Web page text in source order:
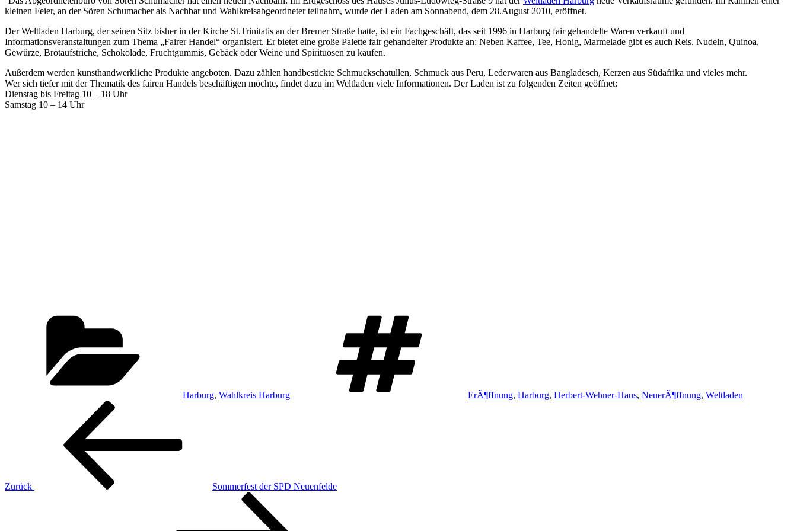
kleinen Feier, an der Sören Schumacher als Nachbar und Wahlkreisabgeordneter teilnahm, wurde der Laden am Sonnabend, dem 28.August 2010, eröffnet.
Der Weltladen Harburg, der seinen Sitz bisher in der Kirche St.Trinitatis an der Bremer Straße hatte, ist ein Fachgeschäft, das seit 1996 in Harburg fair gehandelte Waren verkauft und
Informationsveranstaltungen zum Thema „Fairer Handel“ organisiert. Er bietet eine große Palette fair gehandelter Produkte an: Neben Kaffee, Tee, Honig, Marmelade gibt es auch Reis, Nudeln, Quinoa,
Gewürze, Brotaufstriche, Schokolade, Fruchtgummis, Gebäck oder Weine und Spirituosen zu kaufen.
Außerdem werden kunsthandwerkliche Produkte angeboten. Dazu zählen handbestickte Schmuckschatullen, Schmuck aus Peru, Lederwaren aus Bangladesch, Kerzen aus Südafrika und vieles mehr.
Wer sich tiefer mit der Thematik des fairen Handels beschäftigen möchte, findet dazu im Weltladen viele Informationen. Der Laden ist zu folgenden Zeiten geöffnet:
Dienstag bis Freitag 10 – 18 Uhr
Samstag 10 – 14 Uhr
Harburg, Wahlkreis Harburg ErÃ¶ffnung, Harburg, Herbert-Wehner-Haus, NeuerÃ¶ffnung, Weltladen
Beitragsnavigation
Zurück
Sommerfest der SPD Neuenfelde